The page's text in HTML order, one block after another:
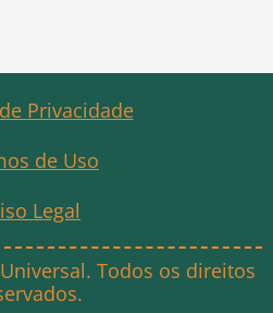
Privacidade
de Uso
Legal
Todos os direitos